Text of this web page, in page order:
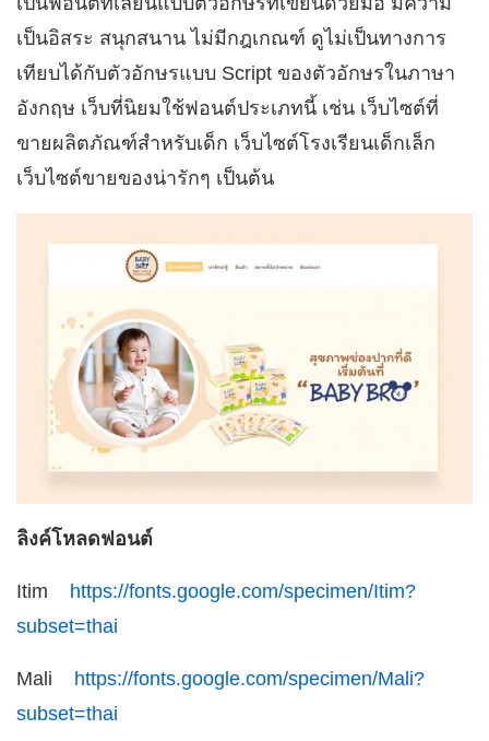
เป็นอิสระ สนุกสนาน ไม่มีกฎเกณฑ์ ดูไม่เป็นทางการ
เทียบได้กับตัวอักษรแบบ Script ของตัวอักษรในภาษา
อังกฤษ เว็บที่นิยมใช้ฟอนต์ประเภทนี้ เช่น เว็บไซต์ที่
ขายผลิตภัณฑ์สำหรับเด็ก เว็บไซต์โรงเรียนเด็กเล็ก
เว็บไซต์ขายของน่ารักๆ เป็นต้น
ลิงค์โหลดฟอนต์
Itim https://fonts.google.com/specimen/Itim?
subset=thai
Mali https://fonts.google.com/specimen/Mali?
subset=thai